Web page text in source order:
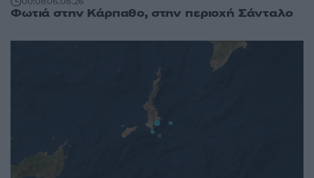
Φωτιά στην Κάρπαθο, στην περιοχή Σάνταλο